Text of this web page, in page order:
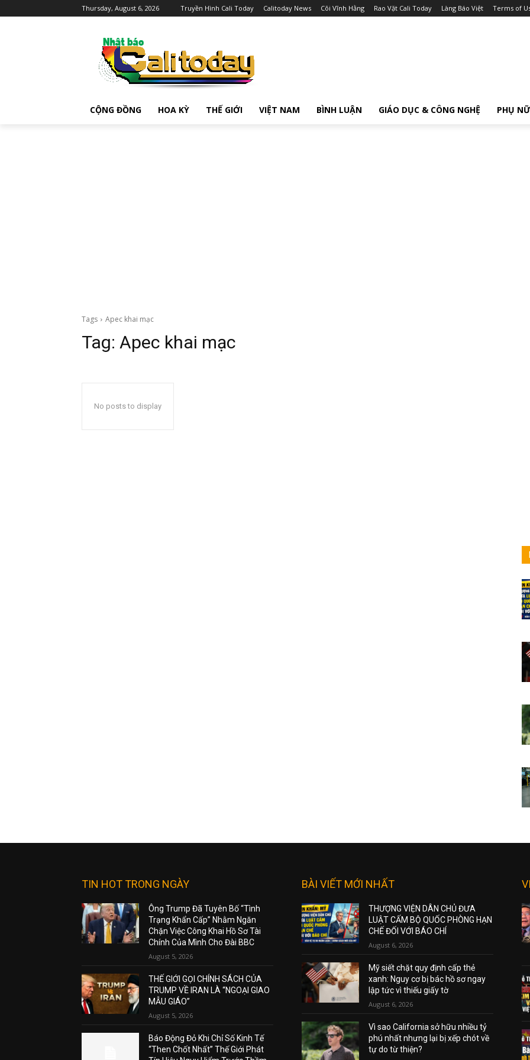
Thursday, August 6, 2026 Truyền Hình Cali Today Calitoday News Cõi Vĩnh Hằng Rao Vặt Cali Today Làng Báo Việt Terms of
CỘNG ĐỒNG HOA KỲ THẾ GIỚI VIỆT NAM BÌNH LUẬN GIÁO DỤC & CÔNG NGHỆ PHỤ NỮ
Tags Apec khai mạc
Tag: Apec khai mạc
No posts to display
TIN HOT TRONG NGÀY
Ông Trump Đã Tuyên Bố “Tình
Trạng Khẩn Cấp” Nhằm Ngăn
Chặn Việc Công Khai Hồ Sơ Tài
Chính Của Mình Cho Đài BBC
August 5, 2026
THẾ GIỚI GỌI CHÍNH SÁCH CỦA
TRUMP VỀ IRAN LÀ “NGOẠI GIAO
MẪU GIÁO”
August 5, 2026
Báo Động Đỏ Khi Chỉ Số Kinh Tế
“Then Chốt Nhất” Thế Giới Phát
BÀI VIẾT MỚI NHẤT
THƯỢNG VIỆN DÂN CHỦ ĐƯA
LUẬT CẤM BỘ QUỐC PHÒNG HẠN
CHẾ ĐỐI VỚI BÁO CHÍ
August 6, 2026
Mỹ siết chặt quy định cấp thẻ
xanh: Nguy cơ bị bác hồ sơ ngay
lập tức vì thiếu giấy tờ
August 6, 2026
Vì sao California sở hữu nhiều tỷ
phú nhất nhưng lại bị xếp chót về
tự do từ thiện?